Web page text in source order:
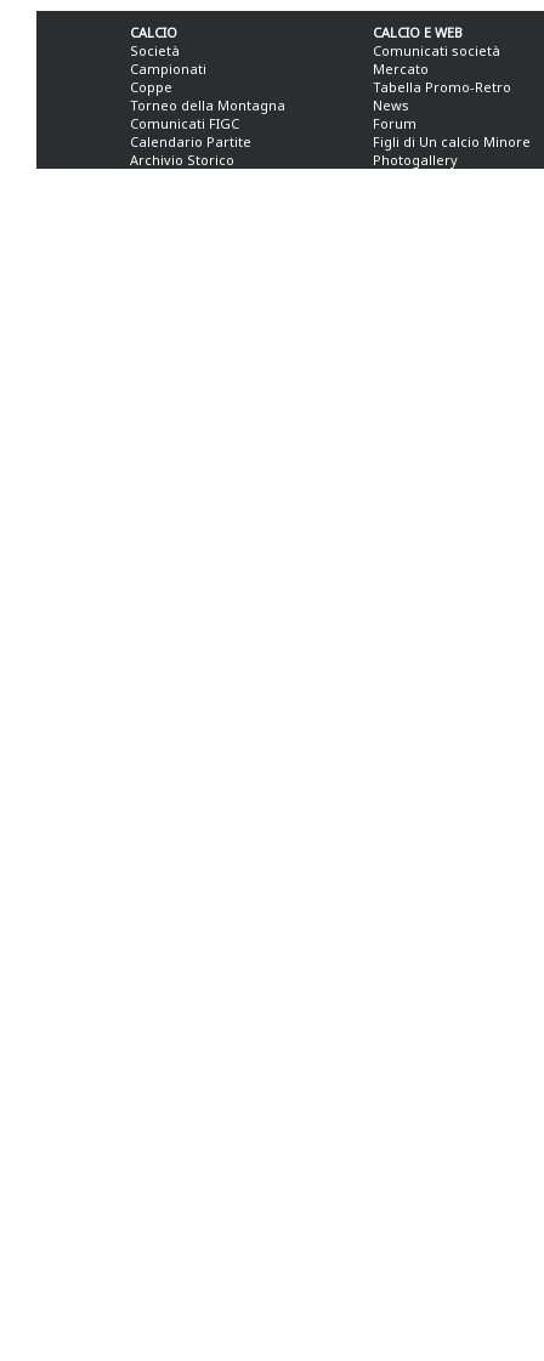
CALCIO
Società
Campionati
Coppe
Torneo della Montagna
Comunicati FIGC
Calendario Partite
Archivio Storico
CALCIO E WEB
Comunicati società
Mercato
Tabella Promo-Retro
News
Forum
Figli di Un calcio Minore
Photogallery